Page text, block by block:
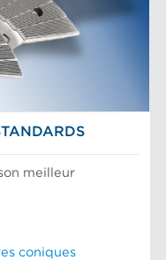
meilleur
coniques